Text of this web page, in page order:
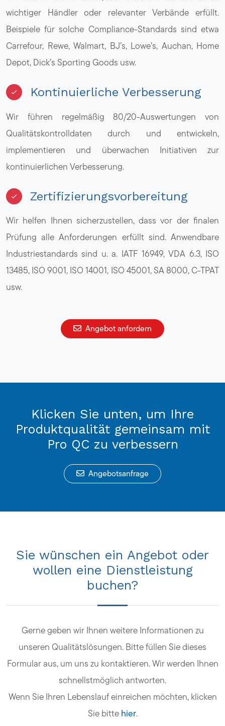
wichtiger Händler oder relevanter Verbände erfüllt.
Beispiele für solche Compliance-Standards sind etwa
Carrefour, Rewe, Walmart, BJ’s, Lowe’s, Auchan, Home
Depot, Dick’s Sporting Goods usw.
Kontinuierliche Verbesserung
Wir führen regelmäßig 80/20-Auswertungen von
Qualitätskontrolldaten durch und entwickeln,
implementieren und überwachen Initiativen zur
kontinuierlichen Verbesserung.
Zertifizierungsvorbereitung
Wir helfen Ihnen sicherzustellen, dass vor der finalen
Prüfung alle Anforderungen erfüllt sind. Anwendbare
Industriestandards sind u. a. IATF 16949, VDA 6.3, ISO
13485, ISO 9001, ISO 14001, ISO 45001, SA 8000, C-TPAT
usw.
Angebot anfordern
Klicken Sie unten, um Ihre
Produktqualität gemeinsam mit
Pro QC zu verbessern
Angebotsanfrage
Sie wünschen ein Angebot oder
wollen eine Dienstleistung
buchen?
Gerne geben wir Ihnen weitere Informationen zu
unseren Qualitätslösungen. Bitte füllen Sie dieses
Formular aus, um uns zu kontaktieren. Wir werden Ihnen
schnellstmöglich antworten.
Wenn Sie Ihren Lebenslauf einreichen möchten, klicken
Sie bitte hier.